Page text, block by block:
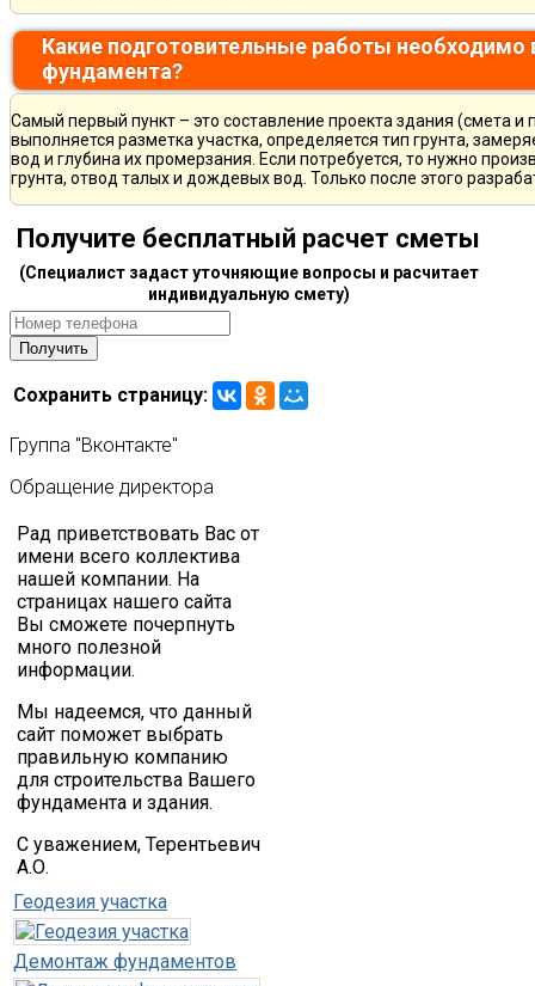
Какие подготовительные работы необходимо
фундамента?
Самый первый пункт – это составление проекта здания (смета
выполняется разметка участка, определяется тип грунта,
вод и глубина их промерзания. Если потребуется, то нужно
грунта, отвод талых и дождевых вод. Только после этого
Получите бесплатный расчет сметы
(Специалист задаст уточняющие вопросы и расчитает
индивидуальную смету)
Сохранить страницу:
Группа "Вконтакте"
Обращение директора
Рад приветствовать Вас от
имени всего коллектива
нашей компании. На
страницах нашего сайта
Вы сможете почерпнуть
много полезной
информации.
Мы надеемся, что данный
сайт поможет выбрать
правильную компанию
для строительства Вашего
фундамента и здания.
С уважением, Терентьевич
А.О.
Геодезия участка
Демонтаж фундаментов